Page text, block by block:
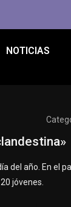
NOTICIAS
del año. En el
jóvenes.